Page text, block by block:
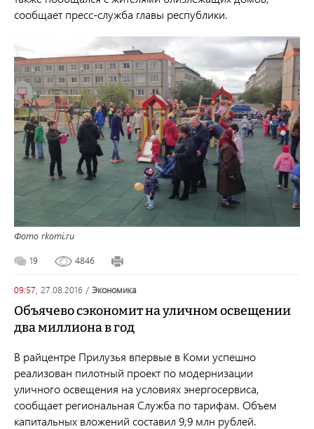
сообщает пресс-служба главы республики.
Фото rkomi.ru
19 4846
09:57, 27.08.2016 / экономика
Объячево сэкономит на уличном освещении
два миллиона в год
В райцентре Прилузья впервые в Коми успешно
реализован пилотный проект по модернизации
уличного освещения на условиях энергосервиса,
сообщает региональная Служба по тарифам. Объем
капитальных вложений составил 9,9 млн рублей.